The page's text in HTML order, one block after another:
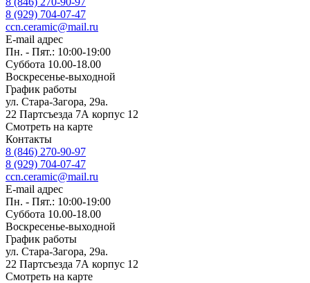
8 (929) 704-07-47
ccn.ceramic@mail.ru
E-mail адрес
Пн. - Пят.: 10:00-19:00
Суббота 10.00-18.00
Воскресенье-выходной
График работы
ул. Стара-Загора, 29а.
22 Партсъезда 7А корпус 12
Смотреть на карте
Контакты
8 (846) 270-90-97
8 (929) 704-07-47
ccn.ceramic@mail.ru
E-mail адрес
Пн. - Пят.: 10:00-19:00
Суббота 10.00-18.00
Воскресенье-выходной
График работы
ул. Стара-Загора, 29а.
22 Партсъезда 7А корпус 12
Смотреть на карте